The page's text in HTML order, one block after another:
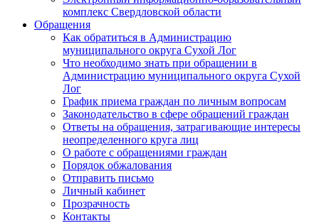
комплекс Свердловской области
Обращения
Как обратиться в Администрацию
муниципального округа Сухой Лог
Что необходимо знать при обращении в
Администрацию муниципального округа Сухой
Лог
График приема граждан по личным вопросам
Законодательство в сфере обращений граждан
Ответы на обращения, затрагивающие интересы
неопределенного круга лиц
О работе с обращениями граждан
Порядок обжалования
Отправить письмо
Личный кабинет
Прозрачность
Контакты